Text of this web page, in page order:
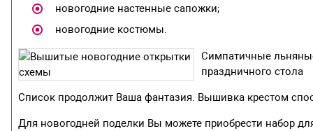
новогодние настенные сапожки;
новогодние костюмы.
Симпатичные
праздничного стола
Список продолжит Ваша фантазия. Вышивка крестом
Для новогодней поделки Вы можете приобрести набор